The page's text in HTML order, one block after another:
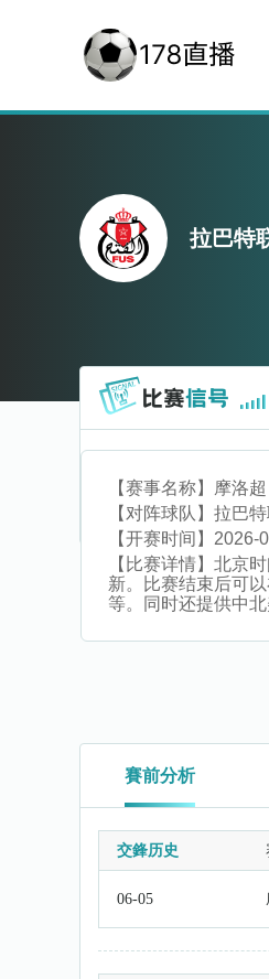
拉巴特
【赛事名称】
摩洛超
【对阵球队】 拉巴
【开赛时间】 2026-
【比赛详情】 北京
新。比赛结束后可
等。同时还提供中
賽前分析
交鋒历史
06-05